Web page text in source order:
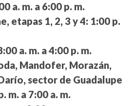
a. m. a 6:00 p. m.
etapas 1, 2, 3 y 4: 1:00 p.
a. m. a 4:00 p. m.
Mandofer, Morazán,
sector de Guadalupe
m. a 7:00 a. m.